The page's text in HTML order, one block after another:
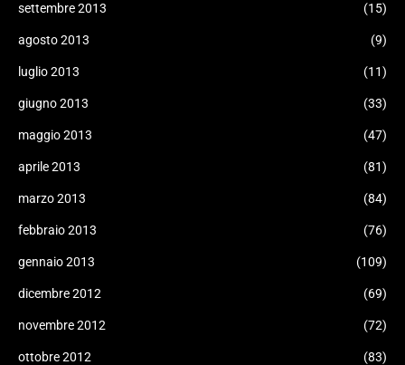
settembre 2013 (15)
agosto 2013 (9)
luglio 2013 (11)
giugno 2013 (33)
maggio 2013 (47)
aprile 2013 (81)
marzo 2013 (84)
febbraio 2013 (76)
gennaio 2013 (109)
dicembre 2012 (69)
novembre 2012 (72)
ottobre 2012 (83)